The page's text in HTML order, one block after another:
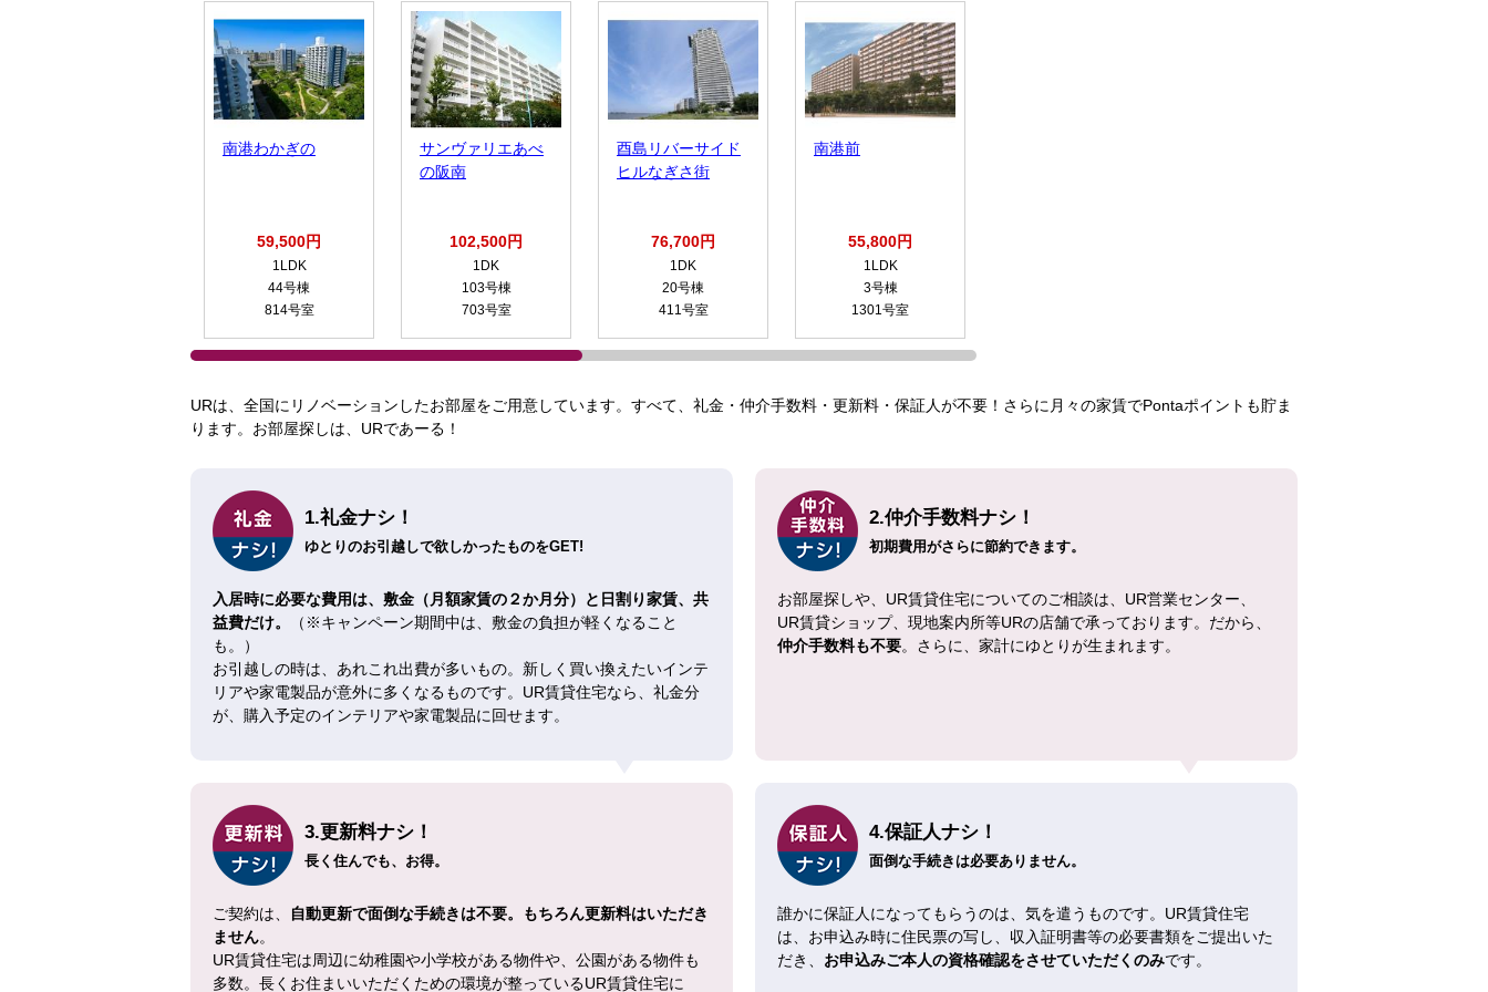
南港わかぎの
59,500円
1LDK
44号棟
814号室
サンヴァリエあべ
の阪南
102,500円
1DK
103号棟
703号室
酉島リバーサイド
ヒルなぎさ街
76,700円
1DK
20号棟
411号室
南港前
55,800円
1LDK
3号棟
1301号室
URは、全国にリノベーションしたお部屋をご用意しています。すべて、礼金・仲介手数料・更新料・保証人が不要！さらに月々の家賃でPontaポイントも貯ま
ります。お部屋探しは、URであーる！
1.礼金ナシ！
ゆとりのお引越しで欲しかったものをGET!
入居時に必要な費用は、敷金（月額家賃の２か月分）と日割り家賃、共
益費だけ。
（※キャンペーン期間中は、敷金の負担が軽くなること
も。）
お引越しの時は、あれこれ出費が多いもの。新しく買い換えたいインテ
リアや家電製品が意外に多くなるものです。UR賃貸住宅なら、礼金分
が、購入予定のインテリアや家電製品に回せます。
2.仲介手数料ナシ！
初期費用がさらに節約できます。
お部屋探しや、UR賃貸住宅についてのご相談は、UR営業センター、
UR賃貸ショップ、現地案内所等URの店舗で承っております。だから、
仲介手数料も不要。さらに、家計にゆとりが生まれます。
3.更新料ナシ！
長く住んでも、お得。
ご契約は、
自動更新で面倒な手続きは不要。もちろん更新料はいただき
ません。
UR賃貸住宅は周辺に幼稚園や小学校がある物件や、公園がある物件も
多数。長くお住まいいただくための環境が整っているUR賃貸住宅に
4.保証人ナシ！
面倒な手続きは必要ありません。
誰かに保証人になってもらうのは、気を遣うものです。UR賃貸住宅
は、お申込み時に住民票の写し、収入証明書等の必要書類をご提出いた
だき、 お申込みご本人の資格確認をさせていただくのみです。